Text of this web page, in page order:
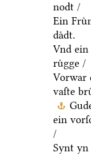
nodt /
Ein
daͤdt.
Vnd
ruͤgge /
Vorwar
vaſte
ein
/
Synt yn